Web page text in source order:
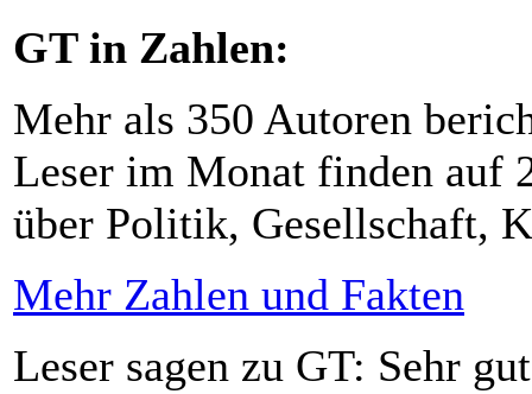
GT in Zahlen:
Mehr als 350 Autoren
Leser im Monat finden auf
über Politik, Gesellschaft,
Mehr Zahlen und Fakten
Leser sagen zu GT: Sehr